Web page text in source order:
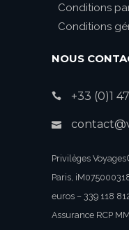
Conditions
Conditions
NOUS
+33 (0)1
Privilèges
Paris,
euros – 339 118
Assurance RCP